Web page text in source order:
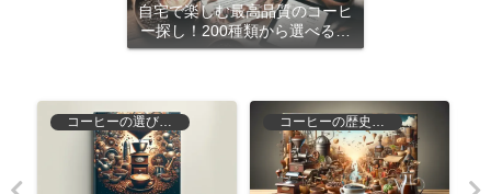
自宅で楽しむ最高品質のコーヒ
ー探し！200種類から選べるサ
ブスクリプション